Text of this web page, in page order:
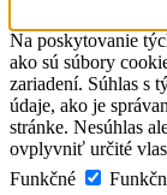
Na poskytovanie
ako sú súbory
zariadení. Súhlas s
údaje, ako je
stránke. Nesúhlas
ovplyvniť určité
Funkčné